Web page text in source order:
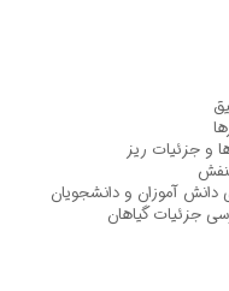
و جزئیات ریز
دانش آموزان و دانشجویان
جزئیات گیاهان